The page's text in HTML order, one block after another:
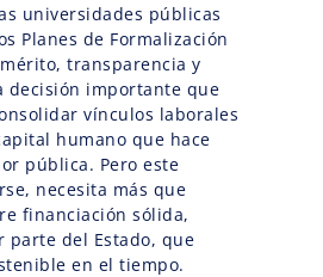
universidades públicas
Planes de Formalización
transparencia y
decisión importante que
vínculos laborales
humano que hace
pública. Pero este
necesita más que
financiación sólida,
parte del Estado, que
en el tiempo.